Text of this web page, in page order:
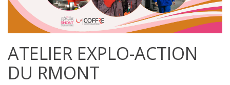
ATELIER EXPLO-ACTION
DU RMONT